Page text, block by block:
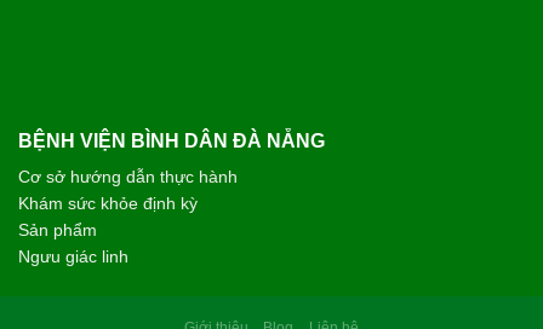
BỆNH VIỆN BÌNH DÂN ĐÀ NẴNG
Cơ sở hướng dẫn thực hành
Khám sức khỏe định kỳ
Sản phẩm
Ngưu giác linh